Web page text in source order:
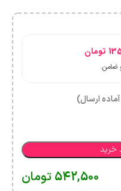
تومان
ارسال)
خرید
542,500 تومان